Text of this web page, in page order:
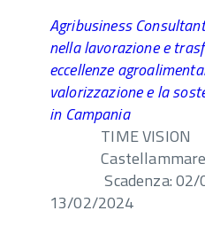
Agribusiness
nella lavorazione e
eccellenze
valorizzazione e la
in Campania
TIME VISION
Castellammare
Scadenza: 02/
13/02/2024